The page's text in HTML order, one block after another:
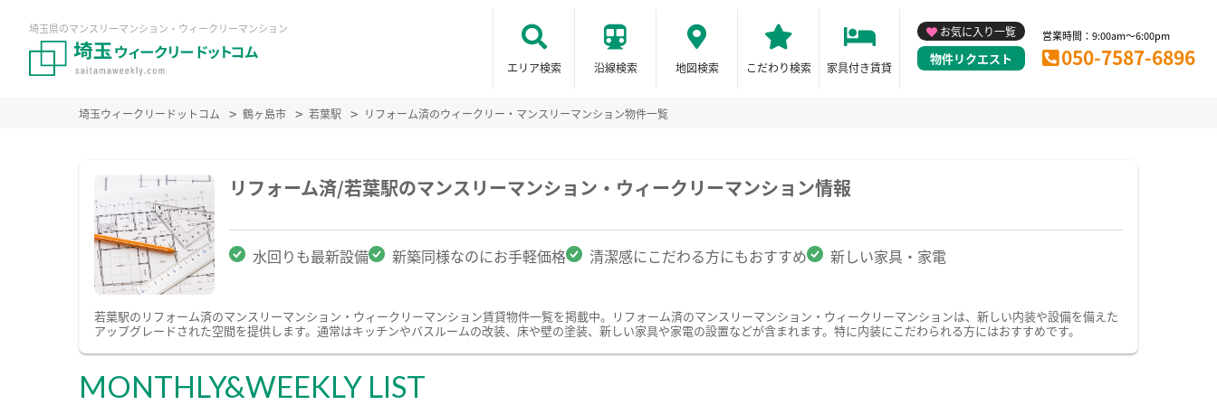
埼玉県のマンスリーマンション・ウィークリーマンション
エリア検索 沿線検索 地図検索 こだわり検索 家具付き賃貸
お気に入り一覧
物件リクエスト
営業時間：9:00am～6:00pm
050-7587-6896
埼玉ウィークリードットコム 鶴ヶ島市 若葉駅 リフォーム済のウィークリー・マンスリーマンション物件一覧
リフォーム済/若葉駅のマンスリーマンション・ウィークリーマンション情報
水回りも最新設備 新築同様なのにお手軽価格 清潔感にこだわる方にもおすすめ 新しい家具・家電
若葉駅のリフォーム済のマンスリーマンション・ウィークリーマンション賃貸物件一覧を掲載中。リフォーム済のマンスリーマンション・ウィークリーマンションは、新しい内装や設備を備えた
アップグレードされた空間を提供します。通常はキッチンやバスルームの改装、床や壁の塗装、新しい家具や家電の設置などが含まれます。特に内装にこだわられる方にはおすすめです。
MONTHLY&WEEKLY LIST